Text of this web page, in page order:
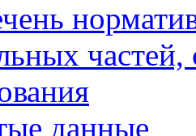
данные